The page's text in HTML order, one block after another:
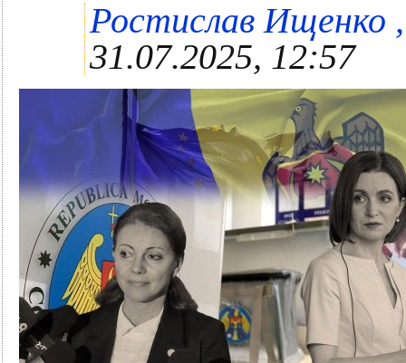
Ростислав Ищенко
31.07.2025, 12:57